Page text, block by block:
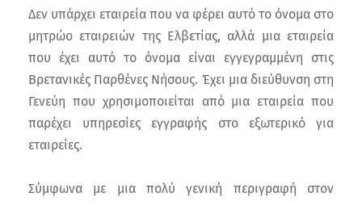
Δεν υπάρχει εταιρεία που να φέρει αυτό το όνομα στο
μητρώο εταιρειών της Ελβετίας, αλλά μια εταιρεία
που έχει αυτό το όνομα είναι εγγεγραμμένη στις
Βρετανικές Παρθένες Νήσους. Έχει μια διεύθυνση στη
Γενεύη που χρησιμοποιείται από μια εταιρεία που
παρέχει υπηρεσίες εγγραφής στο εξωτερικό για
εταιρείες.
Σύμφωνα με μια πολύ γενική περιγραφή στον